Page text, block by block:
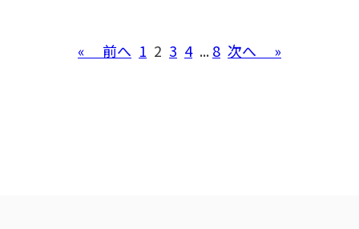
« 前へ 1 2 3 4 ...8 次へ »